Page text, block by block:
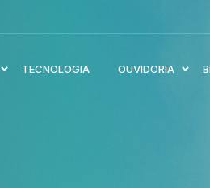
TECNOLOGIA OUVIDORIA